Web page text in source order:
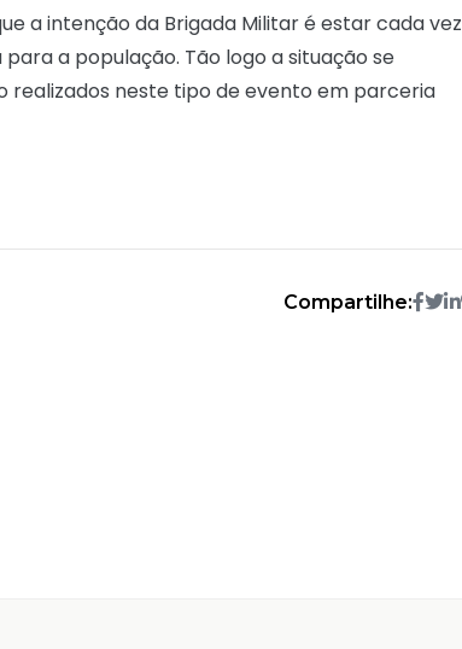
a intenção da Brigada Militar é estar cada vez
a população. Tão logo a situação se
realizados neste tipo de evento em parceria
Compartilhe: